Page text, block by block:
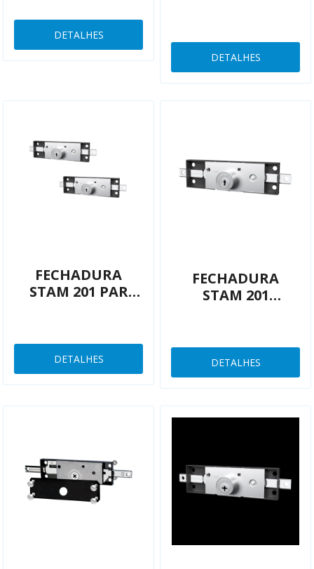
DE ENROLAR
DETALHES
DE ENROLAR
DETALHES
FECHADURA
STAM 201 PAR
DETALHES
FECHADURA
STAM 201
DETALHES